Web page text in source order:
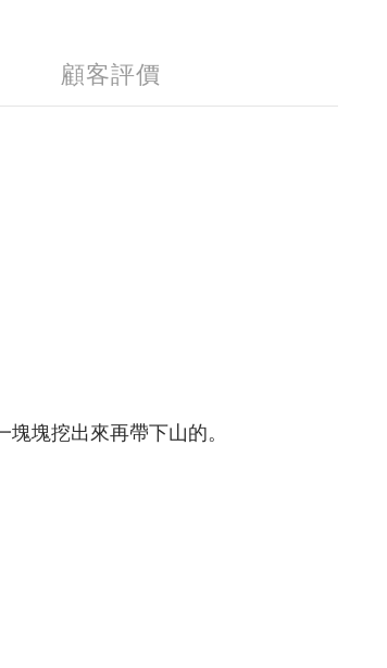
顧客評價
塊挖出來再帶下山的。